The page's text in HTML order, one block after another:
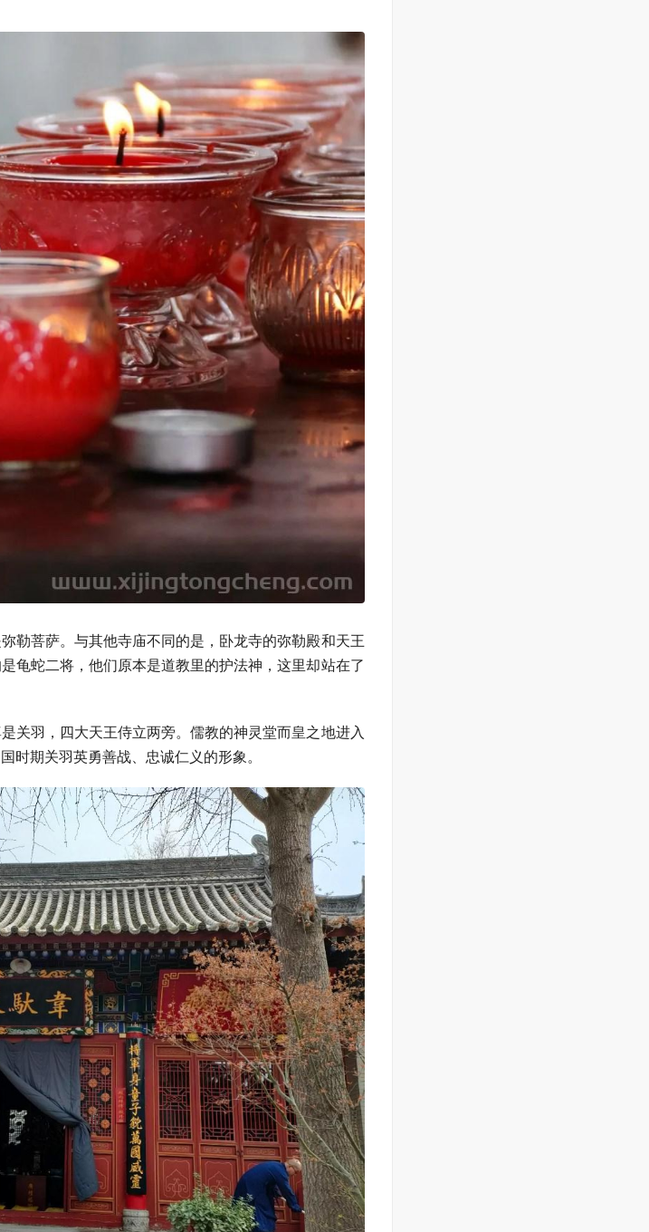
勒菩萨。与其他寺庙不同的是，卧龙寺的弥勒殿和天王
龟蛇二将，他们原本是道教里的护法神，这里却站在了
关羽，四大天王侍立两旁。儒教的神灵堂而皇之地进入
时期关羽英勇善战、忠诚仁义的形象。